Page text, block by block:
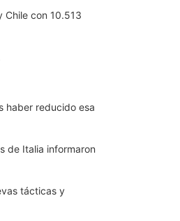
Chile con 10.513
haber reducido esa
de Italia informaron
tácticas y